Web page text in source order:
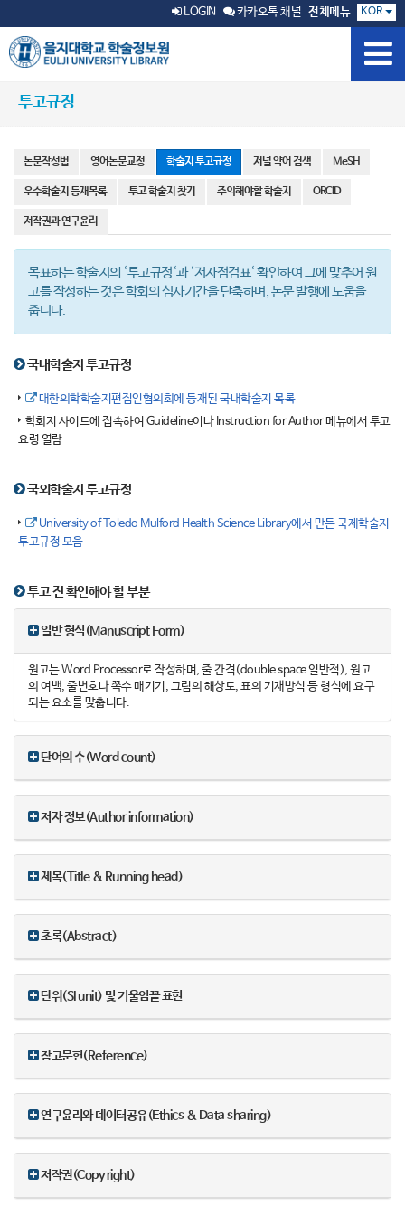
LOGIN 카카오톡 채널 전체메뉴 KOR
투고규정
논문작성법 영어논문교정 학술지 투고규정 저널 약어 검색 MeSH
우수학술지 등재목록 투고 학술지 찾기 주의해야할 학술지 ORCID
저작권과 연구윤리
목표하는 학술지의 ‘투고규정‘과 ‘저자점검표‘ 확인하여 그에 맞추어 원
고를 작성하는 것은 학회의 심사기간을 단축하며, 논문 발행에 도움을
줍니다.
국내학술지 투고규정
대한의학학술지편집인협의회에 등재된 국내학술지 목록
학회지 사이트에 접속하여 Guideline이나 Instruction for Author 메뉴에서 투고
요령 열람
국외학술지 투고규정
University of Toledo Mulford Health Science Library에서 만든 국제학술지
투고규정 모음
투고 전 확인해야 할 부분
일반 형식(Manuscript Form)
원고는 Word Processor로 작성하며, 줄 간격(double space 일반적), 원고
의 여백, 줄번호나 쪽수 매기기, 그림의 해상도, 표의 기재방식 등 형식에 요구
되는 요소를 맞춥니다.
단어의 수(Word count)
저자 정보(Author information)
제목(Title & Running head)
초록(Abstract)
단위(SI unit) 및 기울임꼴 표현
참고문헌(Reference)
연구윤리와 데이터공유(Ethics & Data sharing)
저작권(Copy right)